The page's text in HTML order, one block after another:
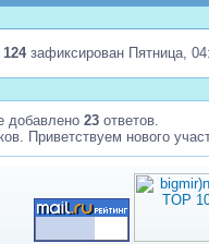
124зафиксирован Пятница,
добавлено 23 ответов.
Приветствуем нового